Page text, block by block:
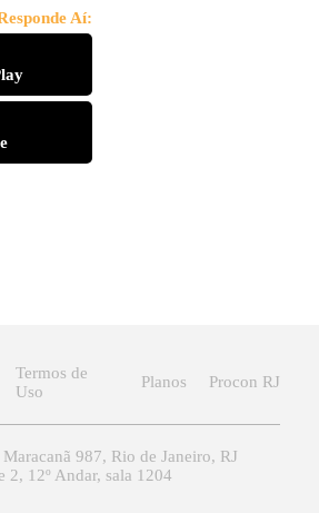
Aí:
Termos de
Uso
Planos Procon RJ
987, Rio de Janeiro, RJ
2, 12º Andar, sala 1204